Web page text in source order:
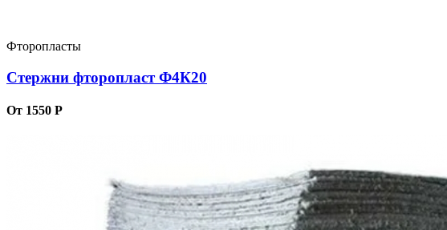
Фторопласты
Стержни фторопласт Ф4К20
От 1550 Р